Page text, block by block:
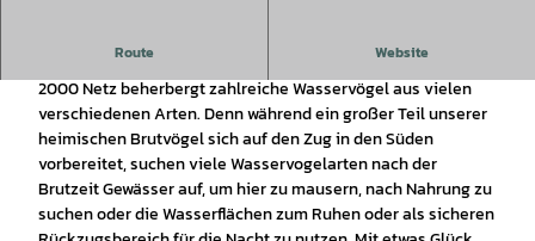
Route Website
Der Alfsee als Vogelschutzgebiet im europäischen Natura
2000 Netz beherbergt zahlreiche Wasservögel aus vielen
verschiedenen Arten. Denn während ein großer Teil unserer
heimischen Brutvögel sich auf den Zug in den Süden
vorbereitet, suchen viele Wasservogelarten nach der
Brutzeit Gewässer auf, um hier zu mausern, nach Nahrung zu
suchen oder die Wasserflächen zum Ruhen oder als sicheren